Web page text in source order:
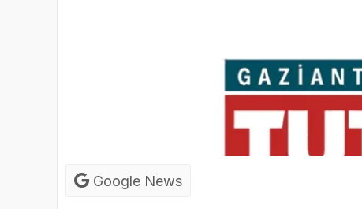
Google News